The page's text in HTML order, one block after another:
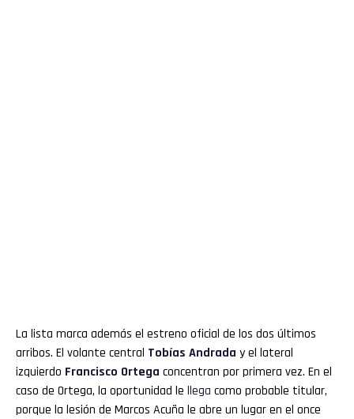
La lista marca además el estreno oficial de los dos últimos
arribos. El volante central Tobías Andrada y el lateral
izquierdo Francisco Ortega concentran por primera vez. En el
caso de Ortega, la oportunidad le llega como probable titular,
porque la lesión de Marcos Acuña le abre un lugar en el once